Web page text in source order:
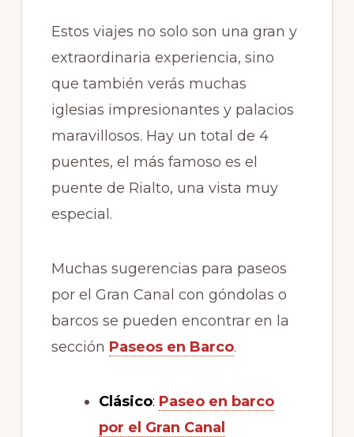
Estos viajes no solo son una gran y
extraordinaria experiencia, sino
que también verás muchas
iglesias impresionantes y palacios
maravillosos. Hay un total de 4
puentes, el más famoso es el
puente de Rialto, una vista muy
especial.
Muchas sugerencias para paseos
por el Gran Canal con góndolas o
barcos se pueden encontrar en la
sección Paseos en Barco.
Clásico: Paseo en barco
por el Gran Canal